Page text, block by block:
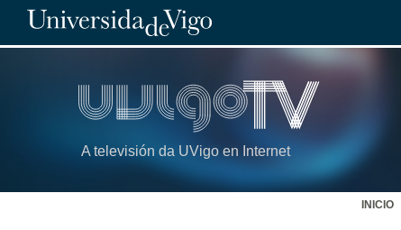
A televisión da UVigo en Internet
INICIO